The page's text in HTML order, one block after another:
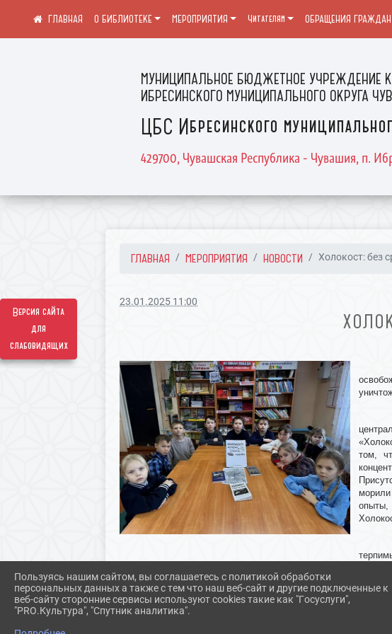
Версия сайта
для
слабовидящих
МУНИЦИПАЛЬНОЕ БЮДЖЕТНОЕ УЧРЕЖДЕНИЕ
ИБРЕСИНСКОГО МУНИЦИПАЛЬНОГО ОКРУГА
ЦБС Ибресинского
429700, Чувашская Республика - Чувашия, п.
О БИБЛИОТЕКЕ МЕРОПРИЯТИЯ Читателям ОБРАЩЕНИЯ ГРАЖДАН
ГЛАВНАЯ МЕРОПРИЯТИЯ НОВОСТИ Холокост: без
23.01.2025 11:00
том,
опыты,
Пользуясь нашим сайтом, вы соглашаетесь с политикой обработки
персональных данных а также с тем что наш веб-сайт и другие подключенные к
веб-сайту сторонние сервисы используют cookies такие как "Госуслуги",
"PRO.Культура", "Спутник аналитика".